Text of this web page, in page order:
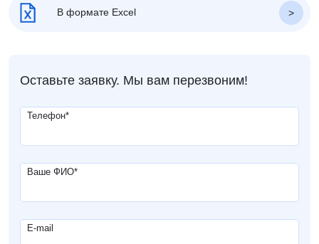
В формате Excel
Оставьте заявку. Мы вам перезвоним!
Телефон*
Ваше ФИО*
E-mail